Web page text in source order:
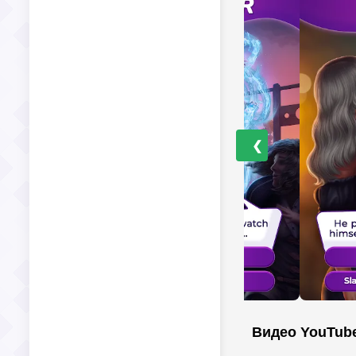
❮
Видео